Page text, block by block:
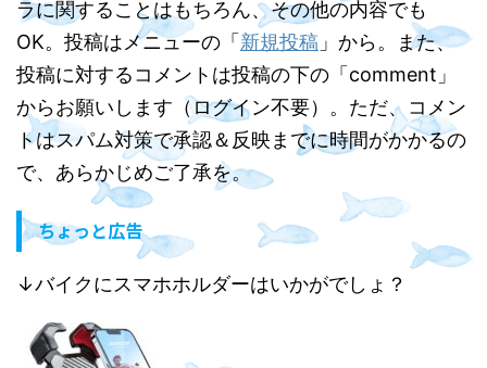
ラに関することはもちろん、その他の内容でも
OK。投稿はメニューの「 新規投稿 」から。また、
投稿に対するコメントは投稿の下の「comment」
からお願いします（ログイン不要）。ただ、コメン
トはスパム対策で承認＆反映までに時間がかかるの
で、あらかじめご了承を。
ちょっと広告
↓バイクにスマホホルダーはいかがでしょ？